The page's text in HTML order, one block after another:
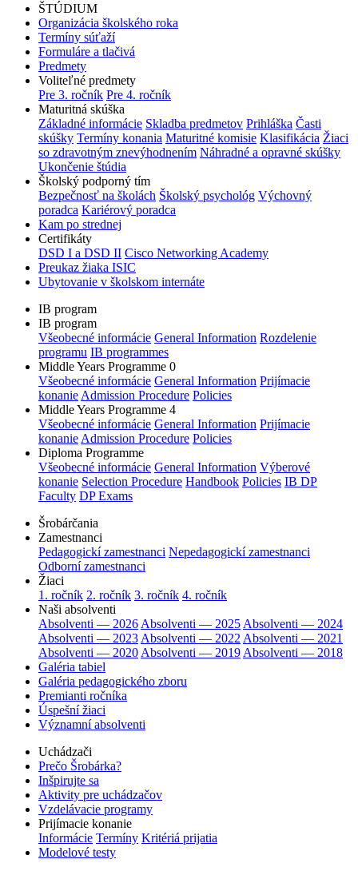
ŠTÚDIUM
Organizácia školského roka
Termíny súťaží
Formuláre a tlačivá
Predmety
Voliteľné predmety
Pre 3. ročník Pre 4. ročník
Maturitná skúška
Základné informácie Skladba predmetov Prihláška Časti
skúšky Termíny konania Maturitné komisie Klasifikácia Žiaci
so zdravotným znevýhodnením Náhradné a opravné skúšky
Ukončenie štúdia
Školský podporný tím
Bezpečnosť na školách Školský psychológ Výchovný
poradca Kariérový poradca
Kam po strednej
Certifikáty
DSD I a DSD II Cisco Networking Academy
Preukaz žiaka ISIC
Ubytovanie v školskom internáte
IB program
IB program
Všeobecné informácie General Information Rozdelenie
programu IB programmes
Middle Years Programme 0
Všeobecné informácie General Information Prijímacie
konanie Admission Procedure Policies
Middle Years Programme 4
Všeobecné informácie General Information Prijímacie
konanie Admission Procedure Policies
Diploma Programme
Všeobecné informácie General Information Výberové
konanie Selection Procedure Handbook Policies IB DP
Faculty DP Exams
Šrobárčania
Zamestnanci
Pedagogickí zamestnanci Nepedagogickí zamestnanci
Odborní zamestnanci
Žiaci
1. ročník 2. ročník 3. ročník 4. ročník
Naši absolventi
Absolventi — 2026 Absolventi — 2025 Absolventi — 2024
Absolventi — 2023 Absolventi — 2022 Absolventi — 2021
Absolventi — 2020 Absolventi — 2019 Absolventi — 2018
Galéria tabiel
Galéria pedagogického zboru
Premianti ročníka
Úspešní žiaci
Významní absolventi
Uchádzači
Prečo Šrobárka?
Inšpirujte sa
Aktivity pre uchádzačov
Vzdelávacie programy
Prijímacie konanie
Informácie Termíny Kritériá prijatia
Modelové testy